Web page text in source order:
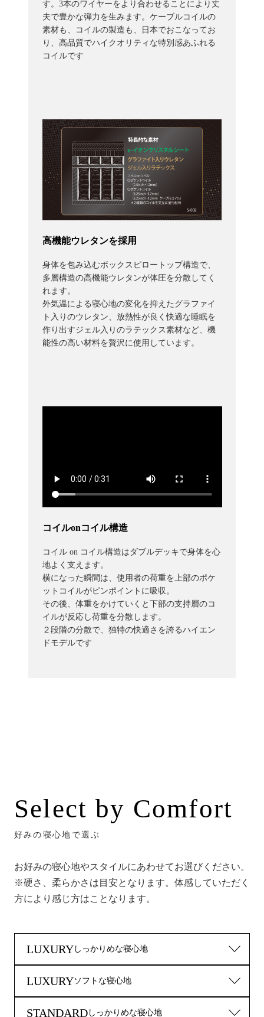
す。3本のワイヤーをより合わせることにより丈
夫で豊かな弾力を生みます。ケーブルコイルの
素材も、コイルの製造も、日本でおこなってお
り、高品質でハイクオリティな特別感あふれる
コイルです
高機能ウレタンを採用
身体を包み込むボックスピロートップ構造で、
多層構造の高機能ウレタンが体圧を分散してく
れます。
外気温による寝心地の変化を抑えたグラファイ
ト入りのウレタン、放熱性が良く快適な睡眠を
作り出すジェル入りのラテックス素材など、機
能性の高い材料を贅沢に使用しています。
コイルonコイル構造
コイル on コイル構造はダブルデッキで身体を心
地よく支えます。
横になった瞬間は、使用者の荷重を上部のポケ
ットコイルがピンポイントに吸収。
その後、体重をかけていくと下部の支持層のコ
イルが反応し荷重を分散します。
２段階の分散で、独特の快適さを誇るハイエン
ドモデルです
Select by Comfort
好みの寝心地で選ぶ
お好みの寝心地やスタイルにあわせてお選びください。
※硬さ、柔らかさは目安となります。体感していただく
方により感じ方はことなります。
LUXURYしっかりめな寝心地
LUXURYソフトな寝心地
STANDARDしっかりめな寝心地